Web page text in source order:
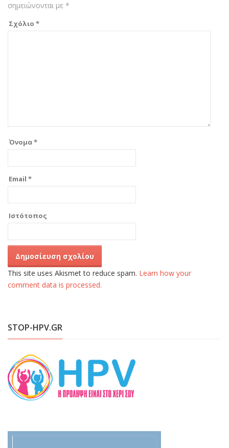
σημειώνονται με *
Σχόλιο *
Όνομα*
Email *
Ιστότοπος
This site uses Akismet to reduce spam. Learn how your
comment data is processed.
STOP-HPV.GR